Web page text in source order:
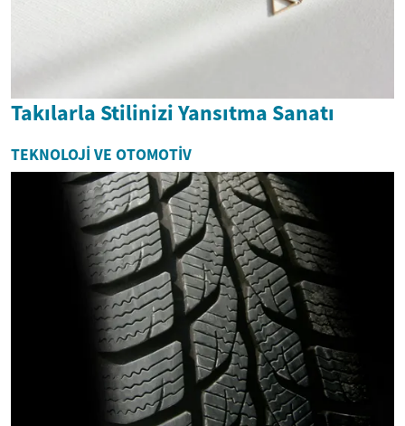
Takılarla Stilinizi Yansıtma Sanatı
TEKNOLOJI VE OTOMOTIV